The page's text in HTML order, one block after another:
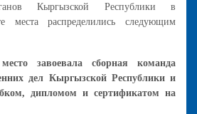
Кыргызской Республики в
места распределились следующим
завоевала сборная команда
дел Кыргызской Республики и
дипломом и сертификатом на